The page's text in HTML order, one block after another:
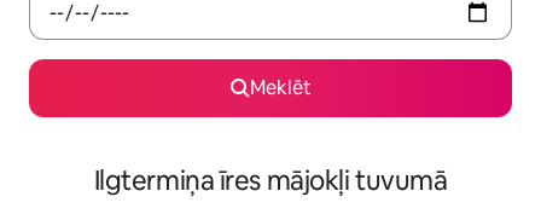
Meklēt
Ilgtermiņa īres mājokļi tuvumā